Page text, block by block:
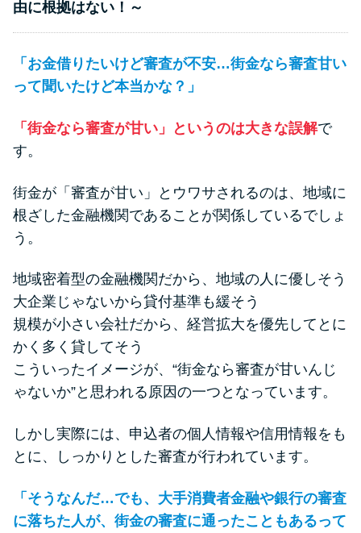
せ方法
由に根拠はない！～
「お金借りたいけど審査が不安…街金なら審査甘い
って聞いたけど本当かな？」
「街金なら審査が甘い」というのは大きな誤解で
す。
街金が「審査が甘い」とウワサされるのは、地域に
根ざした金融機関であることが関係しているでしょ
う。
地域密着型の金融機関だから、地域の人に優しそう
大企業じゃないから貸付基準も緩そう
規模が小さい会社だから、経営拡大を優先してとに
かく多く貸してそう
こういったイメージが、“街金なら審査が甘いんじ
ゃないか”と思われる原因の一つとなっています。
しかし実際には、申込者の個人情報や信用情報をも
とに、しっかりとした審査が行われています。
「そうなんだ…でも、大手消費者金融や銀行の審査
に落ちた人が、街金の審査に通ったこともあるって